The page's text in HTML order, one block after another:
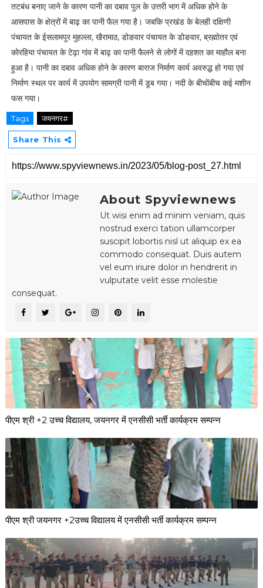
तटबंध बनाए जाने के कारण पानी का दबाव पुल के उत्तरी भाग में अधिक होने के
आसपास के क्षेत्रों में बाढ़ का पानी फैल गया है। जबकि प्रखंड के बेलही दक्षिणी
पंचायत के ईसलामपुर मुहल्ला, खैरामाठ, डोङवार पंचायत के डोङवार, ब्रह्मोतर एवं
कोरहिया पंचायत के टेढ़ा गांव में बाढ़ का पानी फैलने से लोगों में दहशत का माहौल बना
हुआ है। पानी का दबाव अधिक होने के कारण बाराज निर्माण कार्य अवरुद्ध हो गया एवं
निर्माण स्थल पर कार्य में उपयोग सामग्री पानी में डूब गया। नदी के बीचोंबीच कई मशीन
फस गया।
Tags जयनगर#
Share This
About Spyviewnews
Ut wisi enim ad minim veniam, quis
nostrud exerci tation ullamcorper
suscipit lobortis nisl ut aliquip ex ea
commodo consequat. Duis autem
vel eum iriure dolor in hendrerit in
vulputate velit esse molestie
consequat.
पीएम श्री +2 उच्च विद्यालय, जयनगर में एनसीसी भर्ती कार्यक्रम सम्पन्न
पीएम श्री जयनगर +2उच्च विद्यालय में एनसीसी भर्ती कार्यक्रम सम्पन्न